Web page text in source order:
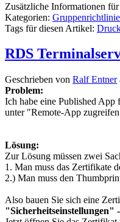
Zusätzliche Informationen
Kategorien:
Tags für diesen Artikel:
RDS
Geschrieben von Ralf Entner
Problem:
Ich habe eine Published App
unter "Remote-App
Lösung:
Zur Lösung müssen zwei
1. Man muss das Zertifikate
2.) Man muss den
Also bauen Sie sich eine
"Sicherheitseinstellungen"